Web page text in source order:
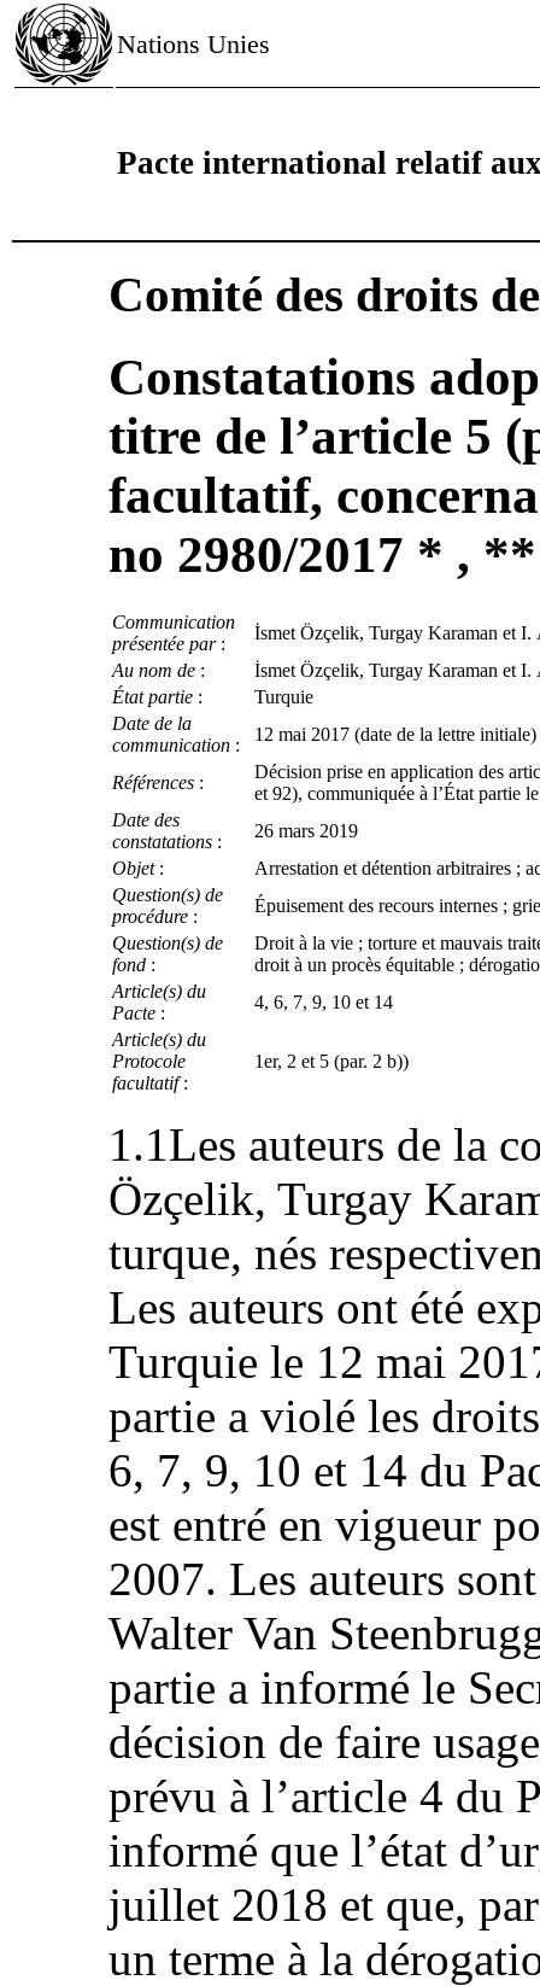
Nations Unies
Pacte international relatif
Comité des droits
Constatations
titre de l’article 5
facultatif,
no 2980/2017 * ,
Communication
présentée par:
İsmet Özçelik, Turgay Karaman et I.
Au nom de :
İsmet Özçelik, Turgay Karaman et I.
État partie :
Turquie
Date de la
communication :
12 mai 2017 (date de la lettre initiale)
Références :
Décision prise en application des
et 92), communiquée à l’État partie
Date des
constatations :
26 mars 2019
Objet:
Arrestation et détention arbitraires ;
Question(s) de
procédure :
Épuisement des recours internes ;
Question(s) de
fond :
Droit à la vie ; torture et mauvais
droit à un procès équitable ;
Article(s) du
Pacte :
4, 6, 7, 9, 10 et 14
Article(s) du
Protocole
facultatif:
1er, 2 et 5 (par. 2 b))
1.1Les auteurs de la
Özçelik, Turgay
turque, nés
Les auteurs ont été
Turquie le 12 mai
partie a violé les
6, 7, 9, 10 et 14 du
est entré en vigueur
2007. Les auteurs
Walter Van
partie a informé le
décision de faire
prévu à l’article 4 du
informé que l’état
juillet 2018 et que,
un terme à la